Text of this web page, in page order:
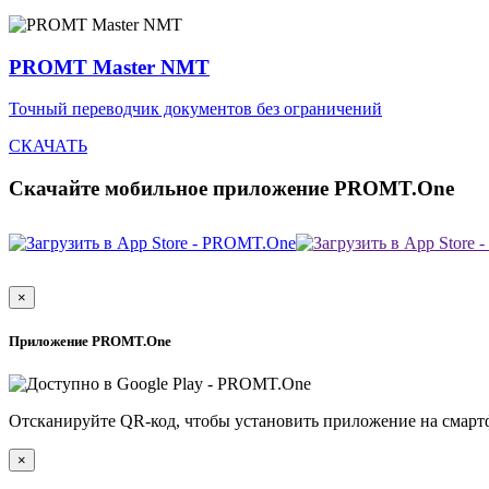
PROMT Master NMT
Точный переводчик документов без ограничений
СКАЧАТЬ
Скачайте мобильное приложение PROMT.One
×
Приложение PROMT.One
Отсканируйте QR-код, чтобы установить приложение на
×